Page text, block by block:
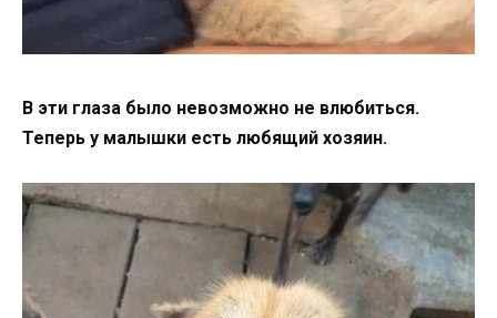
В эти глаза было невозможно не влюбиться.
Теперь у малышки есть любящий хозяин.